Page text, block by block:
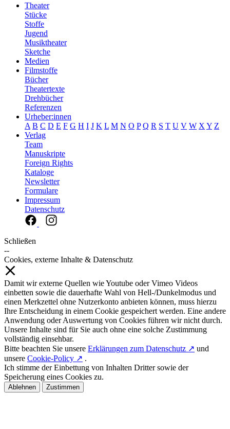
Theater
Stücke
Stoffe
Jugend
Musiktheater
Sketche
Medien
Filmstoffe
Bücher
Theatertexte
Drehbücher
Referenzen
Urheber:innen
A B C D E F G H I J K L M N O P Q R S T U V W X Y Z
Verlag
Team
Manuskripte
Foreign Rights
Kataloge
Newsletter
Formulare
Impressum
Datenschutz
Schließen
--
Cookies, externe Inhalte & Datenschutz
Damit wir externe Quellen wie Youtube oder Vimeo Videos
einbetten sowie die dauerhafte Wahl von Hell-/Dunkelmodus und
einen Merkzettel ohne Nutzerkonto anbieten können, muss hierzu
Ihre Entscheidung in einem Cookie gespeichert werden. Eine andere
Anwendung oder Auswertung von Cookies führen wir nicht durch.
Unsere Inhalte sind für Sie auch ohne eine solche Zustimmung
vollständig einsehbar.
Bitte beachten Sie unsere Erklärungen zum Datenschutz ↗ und
unsere Cookie-Policy ↗ .
Ich stimme der Einbettung von Inhalten Dritter sowie der
Speicherung eines Cookies zu.
Ablehnen Zustimmen